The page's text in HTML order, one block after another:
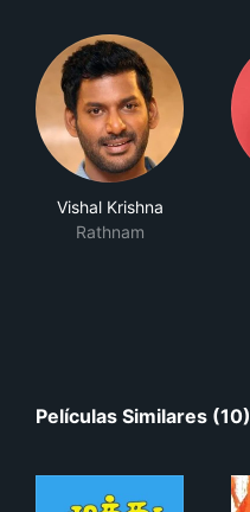
Vishal Krishna
Rathnam
Películas Similares (10)